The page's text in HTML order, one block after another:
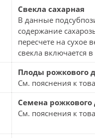
Свекла сахарная
В данные
содержание
пересчете на сухое
свекла включается
Плоды рожкового
См. пояснения к
Семена рожкового
См. пояснения к